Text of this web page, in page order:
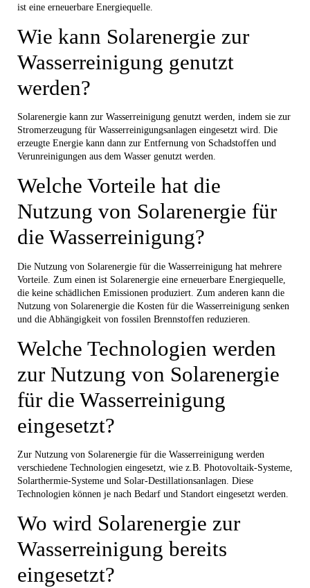
ist eine erneuerbare Energiequelle.
Wie kann Solarenergie zur
Wasserreinigung genutzt
werden?
Solarenergie kann zur Wasserreinigung genutzt werden, indem sie zur
Stromerzeugung für Wasserreinigungsanlagen eingesetzt wird. Die
erzeugte Energie kann dann zur Entfernung von Schadstoffen und
Verunreinigungen aus dem Wasser genutzt werden.
Welche Vorteile hat die
Nutzung von Solarenergie für
die Wasserreinigung?
Die Nutzung von Solarenergie für die Wasserreinigung hat mehrere
Vorteile. Zum einen ist Solarenergie eine erneuerbare Energiequelle,
die keine schädlichen Emissionen produziert. Zum anderen kann die
Nutzung von Solarenergie die Kosten für die Wasserreinigung senken
und die Abhängigkeit von fossilen Brennstoffen reduzieren.
Welche Technologien werden
zur Nutzung von Solarenergie
für die Wasserreinigung
eingesetzt?
Zur Nutzung von Solarenergie für die Wasserreinigung werden
verschiedene Technologien eingesetzt, wie z.B. Photovoltaik-Systeme,
Solarthermie-Systeme und Solar-Destillationsanlagen. Diese
Technologien können je nach Bedarf und Standort eingesetzt werden.
Wo wird Solarenergie zur
Wasserreinigung bereits
eingesetzt?